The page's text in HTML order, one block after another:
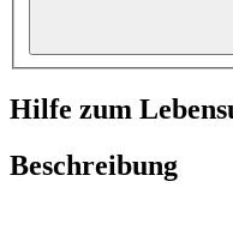
Hilfe zum
Beschreibung